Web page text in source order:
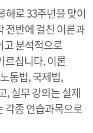
해로 33주년을 맞이
전반에 걸친 이론과
고 분석적으로
르칩니다. 이론
동법, 국제법,
, 실무 강의는 실제
각종 연습과목으로